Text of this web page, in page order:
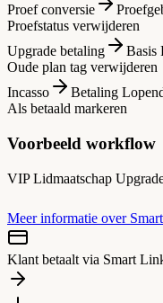
Proef conversie
Proefstatus verwijderen
Upgrade betaling
Basis
Oude plan tag verwijderen
Incasso
Betaling
Als betaald markeren
Voorbeeld workflow
VIP Lidmaatschap
Meer informatie over
Klant betaalt via Smart